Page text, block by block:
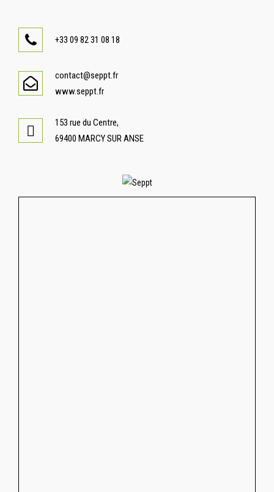
+33 09 82 31 08 18
contact@seppt.fr
www.seppt.fr
153 rue du Centre,
69400 MARCY SUR ANSE